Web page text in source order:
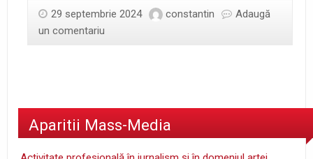
29 septembrie 2024 constantin
Adaugă
un comentariu
Aparitii Mass-Media